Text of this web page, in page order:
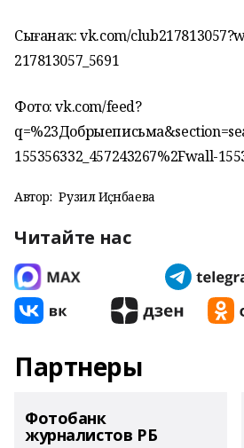
Сығанаҡ: vk.com/
217813057_5691
Фото: vk.com/feed?
155356332_457243267%2Fwall-
Автор: Рузилә Иҫәнбаева
Читайте нас
Партнеры
Фотобанк
журналистов РБ